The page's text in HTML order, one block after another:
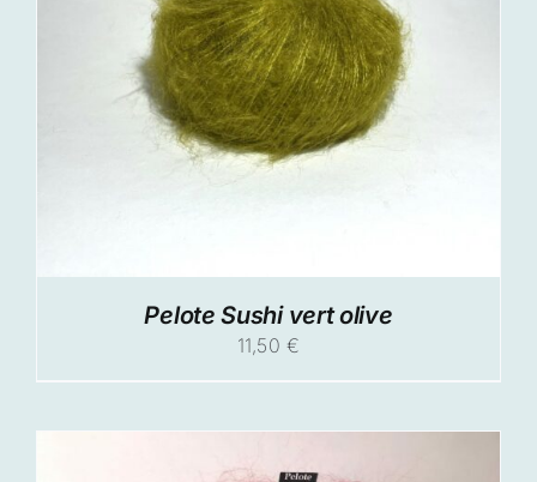
Pelote Sushi vert olive
11,50€